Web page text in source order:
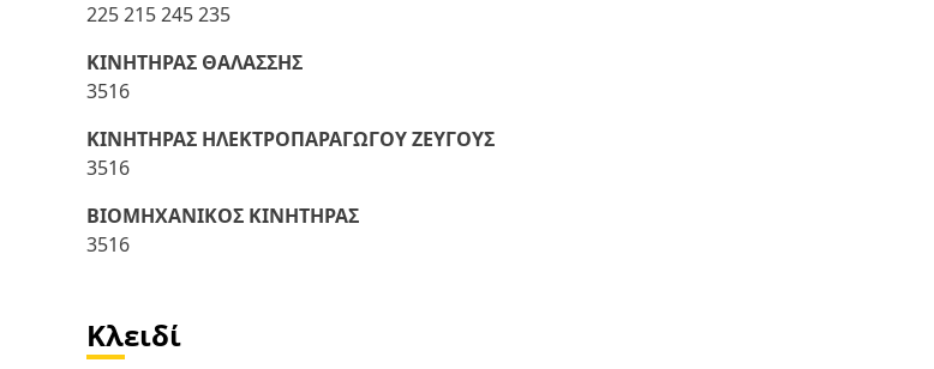
225 215 245 235
ΚΙΝΗΤΗΡΑΣ ΘΑΛΑΣΣΗΣ
3516
ΚΙΝΗΤΗΡΑΣ ΗΛΕΚΤΡΟΠΑΡΑΓΩΓΟΥ ΖΕΥΓΟΥΣ
3516
ΒΙΟΜΗΧΑΝΙΚΟΣ ΚΙΝΗΤΗΡΑΣ
3516
Κλειδί